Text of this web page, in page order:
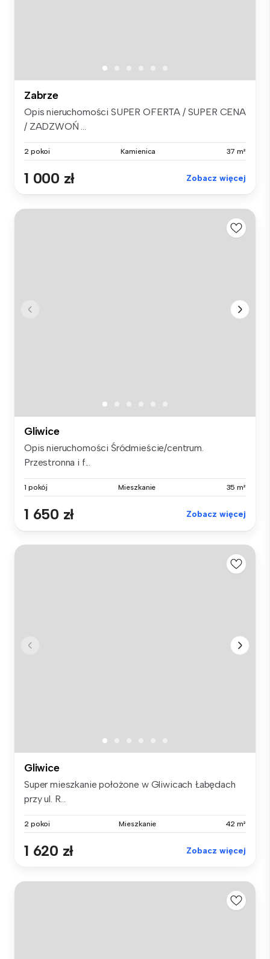
Zabrze
Opis nieruchomości SUPER OFERTA / SUPER CENA
/ ZADZWOŃ ...
2 pokoi Kamienica 37 m²
1 000 zł Zobacz więcej
Gliwice
Opis nieruchomości Śródmieście/centrum.
Przestronna i f...
1 pokój Mieszkanie 35 m²
1 650 zł Zobacz więcej
Gliwice
Super mieszkanie położone w Gliwicach Łabędach
przy ul. R...
2 pokoi Mieszkanie 42 m²
1 620 zł Zobacz więcej